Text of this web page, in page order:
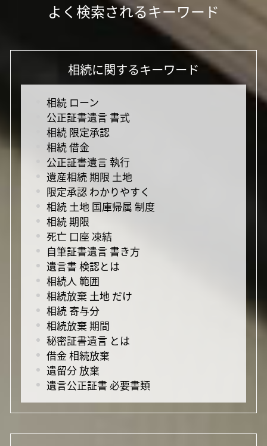
よく検索されるキーワード
相続に関するキーワード
相続 ローン
公正証書遺言 書式
相続 限定承認
相続 借金
公正証書遺言 執行
遺産相続 期限 土地
限定承認 わかりやすく
相続 土地 国庫帰属 制度
相続 期限
死亡 口座 凍結
自筆証書遺言 書き方
遺言書 検認とは
相続人 範囲
相続放棄 土地 だけ
相続 寄与分
相続放棄 期間
秘密証書遺言 とは
借金 相続放棄
遺留分 放棄
遺言公正証書 必要書類